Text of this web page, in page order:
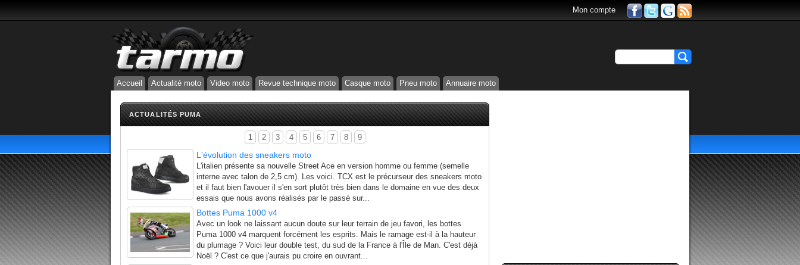
Mon compte
Accueil Actualité moto Video moto Revue technique moto Casque moto Pneu moto Annuaire moto
ACTUALITÉS PUMA
1 2 3 4 5 6 7 8 9
L'évolution des sneakers moto
L'italien présente sa nouvelle Street Ace en version homme ou femme (semelle
interne avec talon de 2,5 cm). Les voici. TCX est le précurseur des sneakers moto
et il faut bien l'avouer il s'en sort plutôt très bien dans le domaine en vue des deux
essais que nous avons réalisés par le passé sur...
Bottes Puma 1000 v4
Avec un look ne laissant aucun doute sur leur terrain de jeu favori, les bottes
Puma 1000 v4 marquent forcément les esprits. Mais le ramage est-il à la hauteur
du plumage ? Voici leur double test, du sud de la France à l'Île de Man. C'est déjà
Noël ? C'est ce que j'aurais pu croire en ouvrant...